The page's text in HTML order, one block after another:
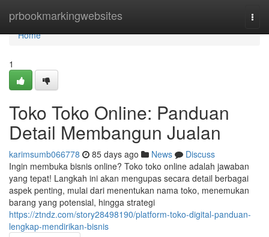
prbookmarkingwebsites
Home
Home
1
Toko Toko Online: Panduan
Detail Membangun Jualan
karimsumb066778 85 days ago News
Discuss
Ingin membuka bisnis online? Toko toko online adalah jawaban
yang tepat! Langkah ini akan mengupas secara detail berbagai
aspek penting, mulai dari menentukan nama toko, menemukan
barang yang potensial, hingga strategi
https://ztndz.com/story28498190/platform-toko-digital-panduan-
lengkap-mendirikan-bisnis